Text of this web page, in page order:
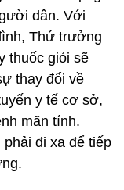
dân. Với
Thứ trưởng
thuốc giỏi sẽ
thay đổi về
y tế cơ sở,
mãn tính.
đi xa để tiếp